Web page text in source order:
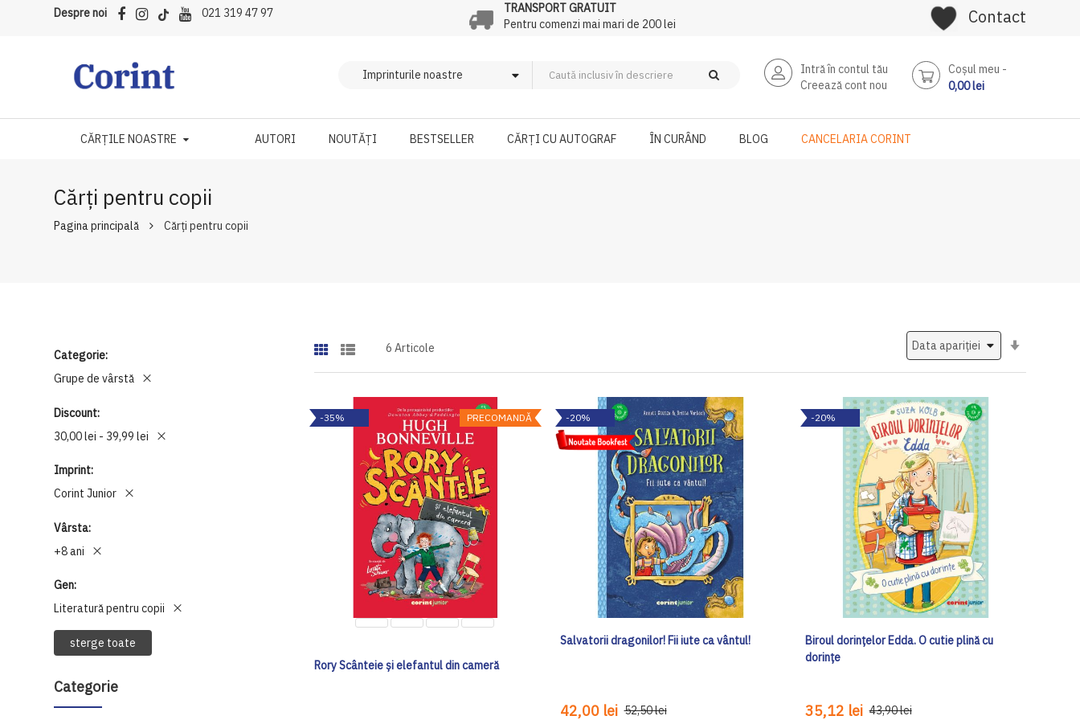
Despre noi 021 319 47 97
TRANSPORT GRATUIT
Pentru comenzi mai mari de 200 lei
Contact
Intră în contul tău
Creează cont nou
Coşul meu
0,00 lei
CĂRȚILE NOASTRE AUTORI NOUTĂȚI BESTSELLER CĂRȚI CU AUTOGRAF ÎN CURÂND BLOG CANCELARIA CORINT
Cărți pentru copii
Pagina principală Cărți pentru copii
Categorie
Grupe de vârstă
Discount
30,00 lei - 39,99 lei
Imprint
Corint Junior
Vârsta
+8 ani
Gen
Literatură pentru copii
sterge toate
Categorie
6 Articole
PRECOMANDĂ
-35%
Rory Scânteie și elefantul din cameră
-20%
Salvatorii dragonilor! Fii iute ca vântul!
42,00 lei 52,50 lei
-20%
Biroul dorințelor Edda. O cutie plină cu
dorințe
35,12 lei 43,90 lei